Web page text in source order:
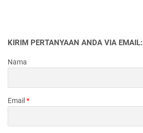
KIRIM PERTANYAAN ANDA VIA EMAIL:
Nama
Email *